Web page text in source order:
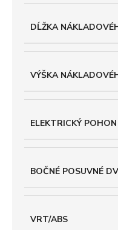
DĹŽKA
VÝŠKA
ELEKTRICKÝ POHON
BOČNÉ POSUVNÉ
VRT/ABS